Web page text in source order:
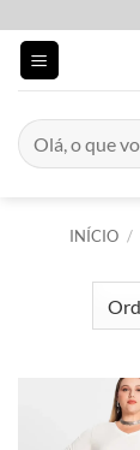
content
Pesquisar
por:
INÍCIO /